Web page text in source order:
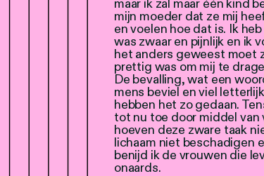
maar ik zal maar één kind
mijn moeder dat ze mij
en voelen hoe dat is. Ik
was zwaar en pijnlijk en ik
het anders geweest moet
prettig was om mij te
De bevalling, wat een
mens beviel en viel
hebben het zo gedaan.
tot nu toe door middel van
hoeven deze zware taak
lichaam niet beschadigen
benijd ik de vrouwen die
onaards.